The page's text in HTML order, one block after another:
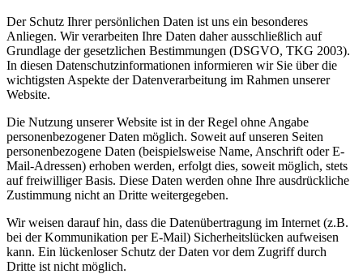
Der Schutz Ihrer persönlichen Daten ist uns ein besonderes
Anliegen. Wir verarbeiten Ihre Daten daher ausschließlich auf
Grundlage der gesetzlichen Bestimmungen (DSGVO, TKG 2003).
In diesen Datenschutzinformationen informieren wir Sie über die
wichtigsten Aspekte der Datenverarbeitung im Rahmen unserer
Website.
Die Nutzung unserer Website ist in der Regel ohne Angabe
personenbezogener Daten möglich. Soweit auf unseren Seiten
personenbezogene Daten (beispielsweise Name, Anschrift oder E-
Mail-Adressen) erhoben werden, erfolgt dies, soweit möglich, stets
auf freiwilliger Basis. Diese Daten werden ohne Ihre ausdrückliche
Zustimmung nicht an Dritte weitergegeben.
Wir weisen darauf hin, dass die Datenübertragung im Internet (z.B.
bei der Kommunikation per E-Mail) Sicherheitslücken aufweisen
kann. Ein lückenloser Schutz der Daten vor dem Zugriff durch
Dritte ist nicht möglich.